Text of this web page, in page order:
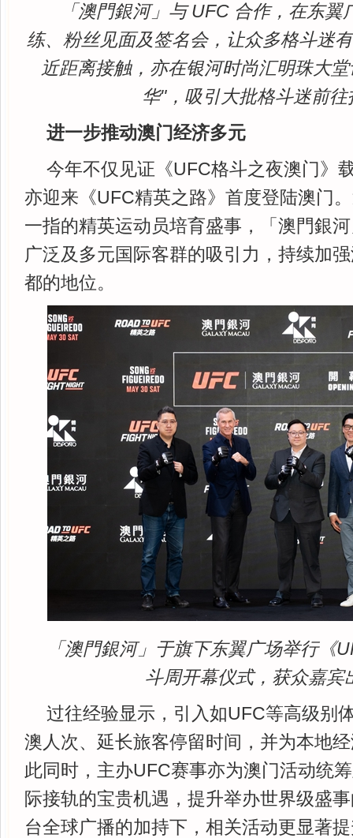
「澳門銀河」与 UFC 合作，在东
练、粉丝见面及签名会，让众多格斗迷
近距离接触，亦在银河时尚汇明珠大
华"，吸引大批格斗迷前往
进一步推动澳门经济多元
今年不仅见证《UFC格斗之夜澳门》
亦迎来《UFC精英之路》首度登陆澳门
一指的精英运动员培育盛事，「澳門銀
广泛及多元国际客群的吸引力，持续加
都的地位。
「澳門銀河」于旗下东翼广场举行《
斗周开幕仪式，获众嘉宾
过往经验显示，引入如UFC等高级别
澳人次、延长旅客停留时间，并为本地
此同时，主办UFC赛事亦为澳门活动统
际接轨的宝贵机遇，提升举办世界级盛
台全球广播的加持下，相关活动更显著